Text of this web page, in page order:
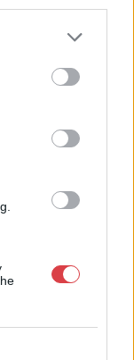
körúton
majd 2010-ben
tevékenységét